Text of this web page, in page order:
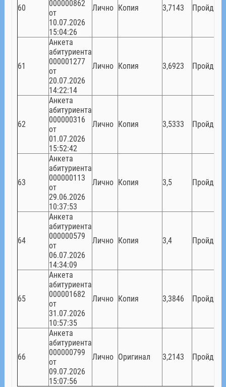
60
000000862
от
10.07.2026
15:04:26
Лично Копия 3,7143
61
Анкета
абитуриента
000001277
от
20.07.2026
14:22:14
Лично Копия 3,6923
62
Анкета
абитуриента
000000316
от
01.07.2026
15:52:42
Лично Копия 3,5333
63
Анкета
абитуриента
000000113
от
29.06.2026
10:37:53
Лично Копия 3,5
64
Анкета
абитуриента
000000579
от
06.07.2026
14:34:09
Лично Копия 3,4
65
Анкета
абитуриента
000001682
от
31.07.2026
10:57:35
Лично Копия 3,3846
66
Анкета
абитуриента
000000799
от
09.07.2026
15:07:56
Лично Оригинал 3,2143